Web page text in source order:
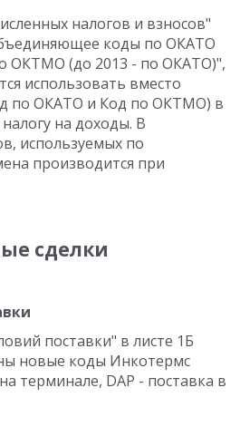
налогов и взносов"
коды по ОКАТО
ОКТМО (до 2013 - по ОКАТО)",
использовать вместо
по ОКАТО и Код по ОКТМО) в
на доходы. В
используемых по
производится при
сделки
поставки" в листе 1Б
новые коды Инкотермс
терминале, DAP - поставка в